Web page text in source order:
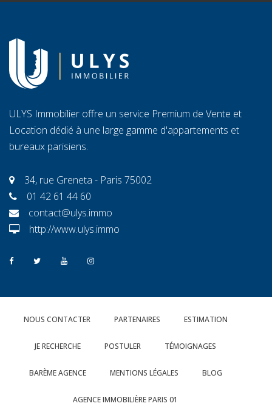
ULYS Immobilier offre un service Premium de Vente et
Location dédié à une large gamme d'appartements et
bureaux parisiens.
34, rue Greneta - Paris 75002
01 42 61 44 60
contact@ulys.immo
http://www.ulys.immo
NOUS CONTACTER PARTENAIRES ESTIMATION
JE RECHERCHE POSTULER TÉMOIGNAGES
BARÈME AGENCE MENTIONS LÉGALES BLOG
AGENCE IMMOBILIÈRE PARIS 01